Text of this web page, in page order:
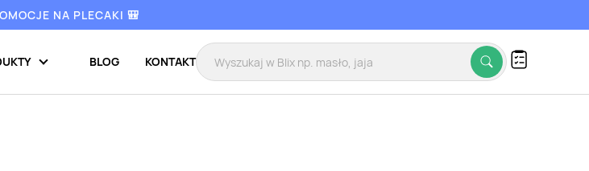
NA PLECAKI 🎒
BLOG KONTAKT